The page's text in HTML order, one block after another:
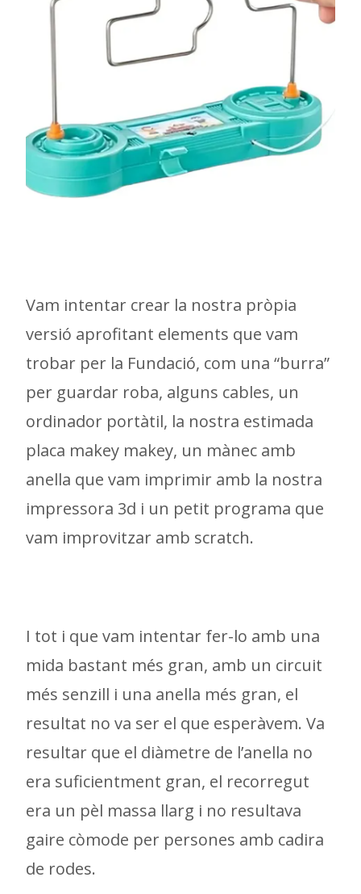
Vam intentar crear la nostra pròpia
versió aprofitant elements que vam
trobar per la Fundació, com una “burra”
per guardar roba, alguns cables, un
ordinador portàtil, la nostra estimada
placa makey makey, un mànec amb
anella que vam imprimir amb la nostra
impressora 3d i un petit programa que
vam improvitzar amb scratch.
I tot i que vam intentar fer-lo amb una
mida bastant més gran, amb un circuit
més senzill i una anella més gran, el
resultat no va ser el que esperàvem. Va
resultar que el diàmetre de l’anella no
era suficientment gran, el recorregut
era un pèl massa llarg i no resultava
gaire còmode per persones amb cadira
de rodes.